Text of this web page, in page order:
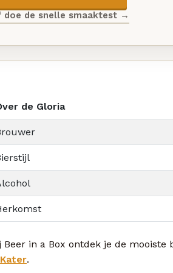
doe de snelle smaaktest →
de Gloria
Beer in a Box ontdek je de
.